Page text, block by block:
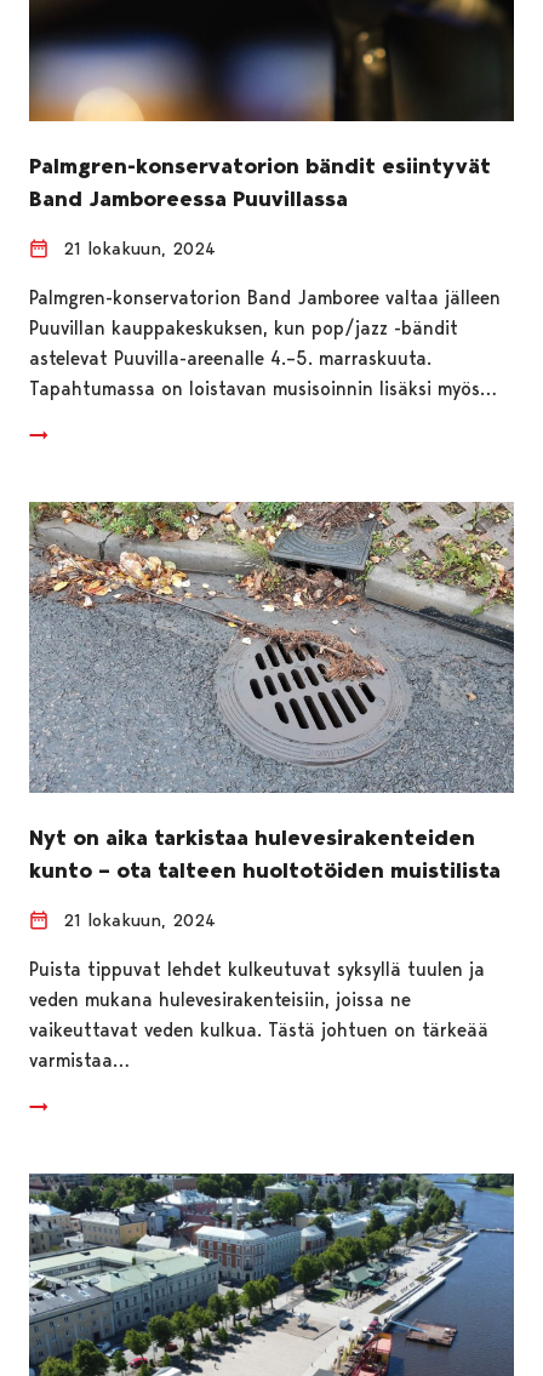
Palmgren-konservatorion bändit esiintyvät
Band Jamboreessa Puuvillassa
21 lokakuun, 2024
Palmgren-konservatorion Band Jamboree valtaa jälleen
Puuvillan kauppakeskuksen, kun pop/jazz -bändit
astelevat Puuvilla-areenalle 4.–5. marraskuuta.
Tapahtumassa on loistavan musisoinnin lisäksi myös…
Nyt on aika tarkistaa hulevesirakenteiden
kunto – ota talteen huoltotöiden muistilista
21 lokakuun, 2024
Puista tippuvat lehdet kulkeutuvat syksyllä tuulen ja
veden mukana hulevesirakenteisiin, joissa ne
vaikeuttavat veden kulkua. Tästä johtuen on tärkeää
varmistaa…